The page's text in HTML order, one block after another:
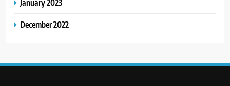
December 2022